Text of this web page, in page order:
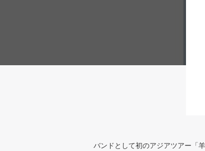
バンドとして初のアジアツアー「